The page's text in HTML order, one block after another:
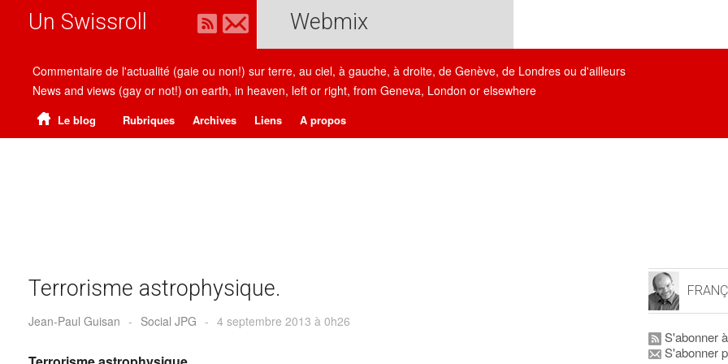
Un Swissroll Webmix
Commentaire de l'actualité (gaie ou non!) sur terre, au ciel, à gauche, à droite, de Genève, de Londres ou d'ailleurs
News and views (gay or not!) on earth, in heaven, left or right, from Geneva, London or elsewhere
Le blog Rubriques Archives Liens A propos
Terrorisme astrophysique.
Jean-Paul Guisan - Social JPG - 4 septembre 2013 à 0h26
S'abonner
S'abonner